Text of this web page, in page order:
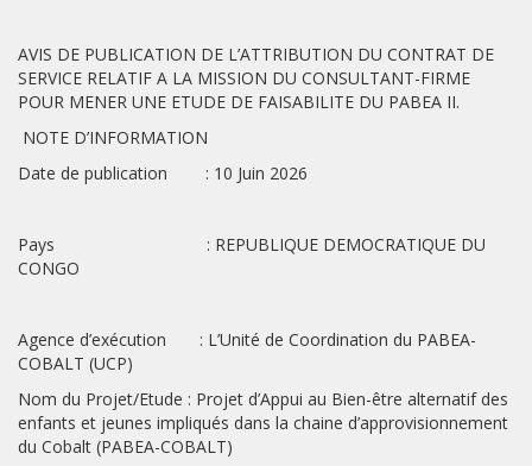
AVIS DE PUBLICATION DE L’ATTRIBUTION DU CONTRAT DE
SERVICE RELATIF A LA MISSION DU CONSULTANT-FIRME
POUR MENER UNE ETUDE DE FAISABILITE DU PABEA II.
NOTE D’INFORMATION
Date de publication : 10 Juin 2026
Pays : REPUBLIQUE DEMOCRATIQUE DU
CONGO
Agence d’exécution : L’Unité de Coordination du PABEA-
COBALT (UCP)
Nom du Projet/Etude : Projet d’Appui au Bien-être alternatif des
enfants et jeunes impliqués dans la chaine d’approvisionnement
du Cobalt (PABEA-COBALT)